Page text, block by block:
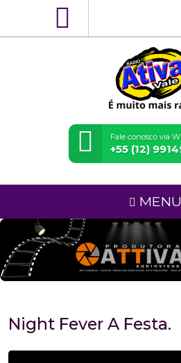
Fale conosco via
+55 (12)
MENU
Night Fever A Festa.